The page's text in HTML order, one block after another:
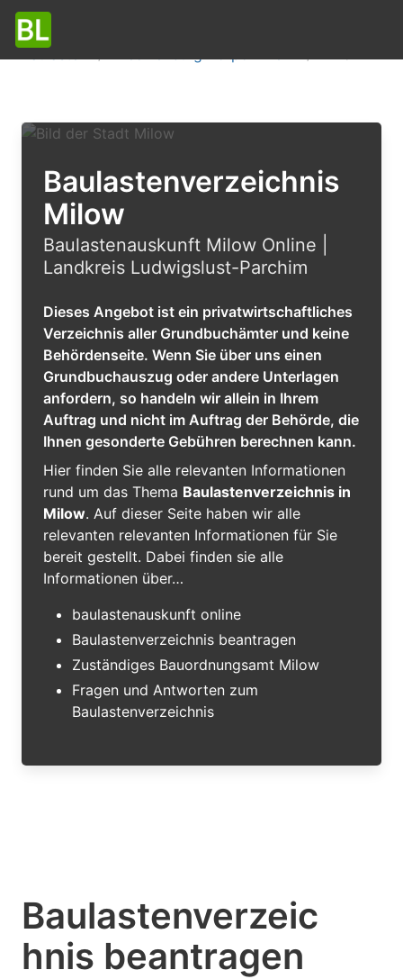
Baulastenverzeichnis
Milow
Baulastenauskunft Milow Online |
Landkreis Ludwigslust-Parchim
Dieses Angebot ist ein privatwirtschaftliches
Verzeichnis aller Grundbuchämter und keine
Behördenseite. Wenn Sie über uns einen
Grundbuchauszug oder andere Unterlagen
anfordern, so handeln wir allein in Ihrem
Auftrag und nicht im Auftrag der Behörde, die
Ihnen gesonderte Gebühren berechnen kann.
Hier finden Sie alle relevanten Informationen
rund um das Thema Baulastenverzeichnis in
Milow. Auf dieser Seite haben wir alle
relevanten relevanten Informationen für Sie
bereit gestellt. Dabei finden sie alle
Informationen über…
baulastenauskunft online
Baulastenverzeichnis beantragen
Zuständiges Bauordnungsamt Milow
Fragen und Antworten zum
Baulastenverzeichnis
Baulastenverzeic
hnis beantragen